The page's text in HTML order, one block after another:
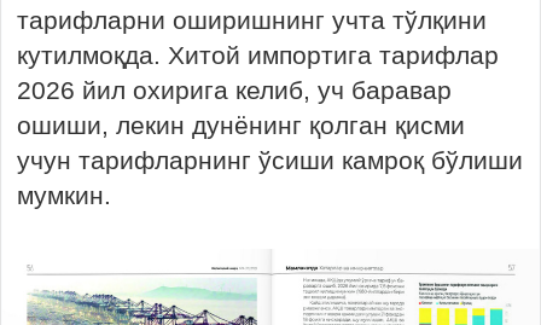
тарифларни оширишнинг учта тўлқини
кутилмоқда. Хитой импортига тарифлар
2026 йил охирига келиб, уч баравар
ошиши, лекин дунёнинг қолган қисми
учун тарифларнинг ўсиши камроқ бўлиши
мумкин.